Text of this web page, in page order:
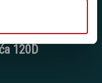
120D